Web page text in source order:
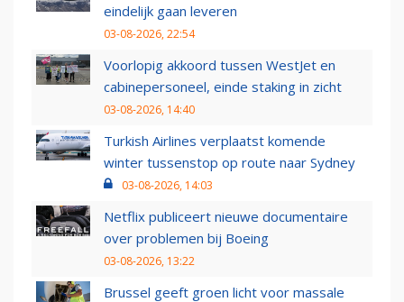
eindelijk gaan leveren
03-08-2026, 22:54
Voorlopig akkoord tussen WestJet en
cabinepersoneel, einde staking in zicht
03-08-2026, 14:40
Turkish Airlines verplaatst komende
winter tussenstop op route naar Sydney
03-08-2026, 14:03
Netflix publiceert nieuwe documentaire
over problemen bij Boeing
03-08-2026, 13:22
Brussel geeft groen licht voor massale